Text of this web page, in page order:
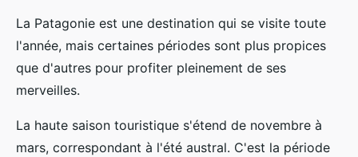
La Patagonie est une destination qui se visite toute
l'année, mais certaines périodes sont plus propices
que d'autres pour profiter pleinement de ses
merveilles.
La haute saison touristique s'étend de novembre à
mars, correspondant à l'été austral. C'est la période